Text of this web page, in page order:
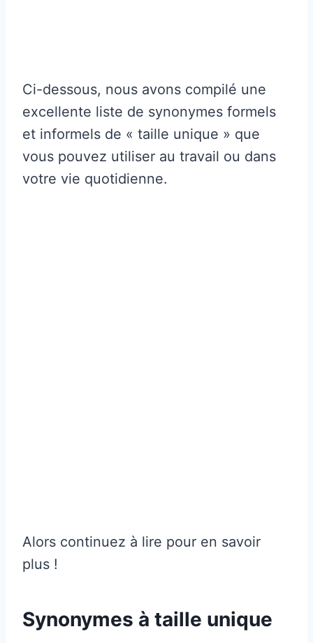
Ci-dessous, nous avons compilé une
excellente liste de synonymes formels
et informels de « taille unique » que
vous pouvez utiliser au travail ou dans
votre vie quotidienne.
Alors continuez à lire pour en savoir
plus !
Synonymes à taille unique